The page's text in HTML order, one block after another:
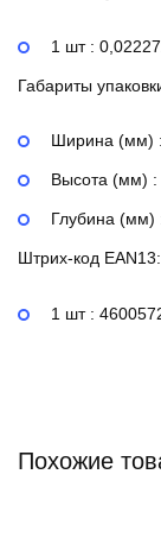
1 шт :
Габариты
Ширина (мм)
Высота (мм) :
Глубина (мм)
Штрих-код EAN13:
1 шт :
Похожие